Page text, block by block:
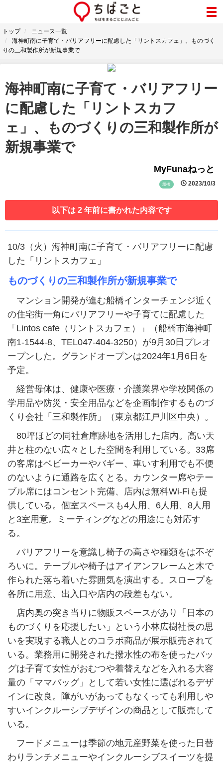
トップ
ニュース一覧
海神町南に子育て・バリアフリーに配慮した「リントスカフェ」、ものづく
りの三和製作所が新規事業で
海神町南に子育て・バリアフリー
に配慮した「リントスカフ
ェ」、ものづくりの三和製作所が
新規事業で
MyFunaねっと
船橋 2023/10/3
以下は 2 年前に書かれた内容です
10/3（火）海神町南に子育て・バリアフリーに配慮
した「リントスカフェ」
ものづくりの三和製作所が新規事業で
マンション開発が進む船橋インターチェンジ近く
の住宅街一角にバリアフリーや子育てに配慮した
「Lintos cafe（リントスカフェ）」（船橋市海神町
南1-1544-8、TEL047-404-3250）が9月30日プレオ
ープンした。グランドオープンは2024年1月6日を
予定。
経営母体は、健康や医療・介護業界や学校関係の
学用品や防災・安全用品などを企画制作するものづ
くり会社「三和製作所」（東京都江戸川区中央）。
80坪ほどの同社倉庫跡地を活用した店内。高い天
井と柱のない広々とした空間を利用している。33席
の客席はベビーカーやバギー、車いす利用でも不便
のないように通路を広くとる。カウンター席やテー
ブル席にはコンセント完備、店内は無料Wi-Fiも提
供している。個室スペースも4人用、6人用、8人用
と3室用意。ミーティングなどの用途にも対応す
る。
バリアフリーを意識し椅子の高さや種類をは不ぞ
ろいに。テーブルや椅子はアイアンフレームと木で
作られた落ち着いた雰囲気を演出する。スロープを
各所に用意、出入口や店内の段差もない。
店内奥の突き当りに物販スペースがあり「日本の
ものづくりを応援したい」という小林広樹社長の思
いを実現する職人とのコラボ商品が展示販売されて
いる。業務用に開発された撥水性の布を使ったバッ
グは子育て女性がおむつや着替えなどを入れる大容
量の「ママバッグ」として若い女性に選ばれるデザ
インに改良。障がいがあってもなくっても利用しや
すいインクルーシブデザインの商品として販売して
いる。
フードメニューは季節の地元産野菜を使った日替
わりランチメニューやインクルーシブスイーツを提